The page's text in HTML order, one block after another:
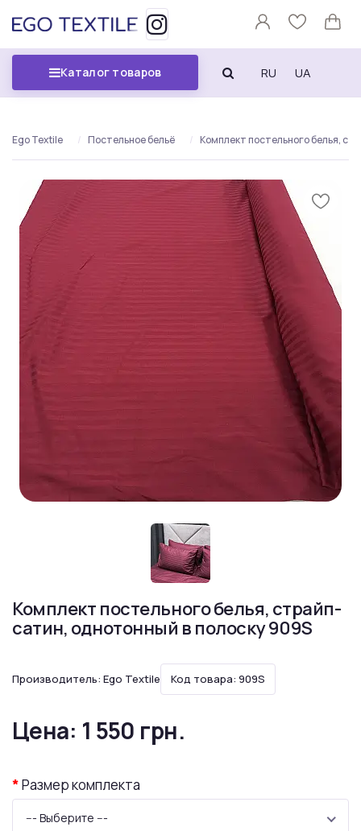
Каталог товаров RU UA
Ego Textile Постельное бельё Комплект постельного белья,
Комплект постельного белья, страйп-
сатин, однотонный в полоску 909S
Производитель: Ego Textile Код товара: 909S
Цена: 1 550 грн.
Размер комплекта
--- Выберите ---